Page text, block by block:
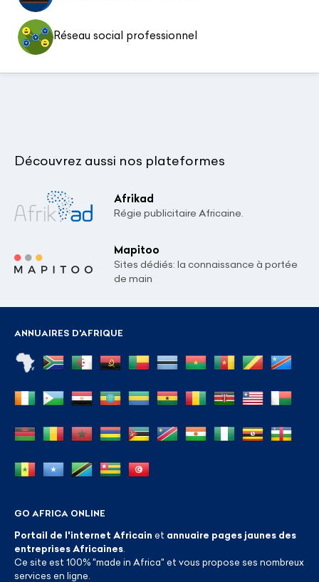
Réseau social professionnel
Découvrez aussi nos plateformes
Afrikad
Régie publicitaire Africaine.
Mapitoo
Sites dédiés: la connaissance à portée
de main
ANNUAIRES D'AFRIQUE
GO AFRICA ONLINE
Portail de l'internet Africain et annuaire pages jaunes des
entreprises Africaines
Ce site est 100% "made in Africa" et vous propose ses nombreux
services en ligne.